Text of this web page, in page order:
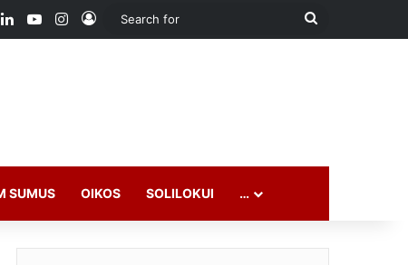
LinkedInYouTubeInstagram
Log In
Search
SUMUS OIKOS SOLILOKUI …